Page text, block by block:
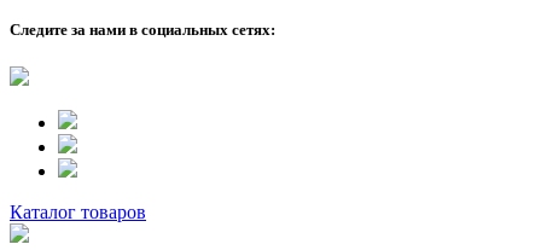
Следите за нами в социальных сетях:
Каталог товаров